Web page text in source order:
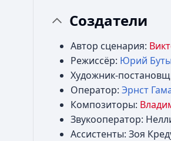
Создатели
Автор сценария:
Режиссёр: Юрий
Художник-
Оператор: Эрнст
Композиторы:
Звукооператор:
Ассистенты: Зоя